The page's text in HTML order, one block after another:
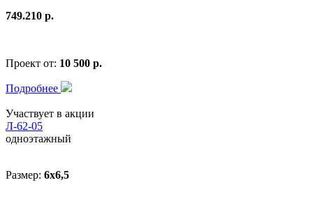
749.210 р.
Проект от: 10 500 р.
Подробнее
Участвует в акции
Л-62-05
одноэтажный
Размер: 6x6,5